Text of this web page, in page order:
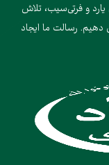
و فرتی‌سیب، تلاش
دهیم. رسالت ما ایجاد